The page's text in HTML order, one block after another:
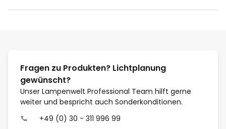
Fragen zu Produkten? Lichtplanung
gewünscht?
Unser Lampenwelt Professional Team hilft gerne
weiter und bespricht auch Sonderkonditionen.
+49 (0) 30 - 311 996 99